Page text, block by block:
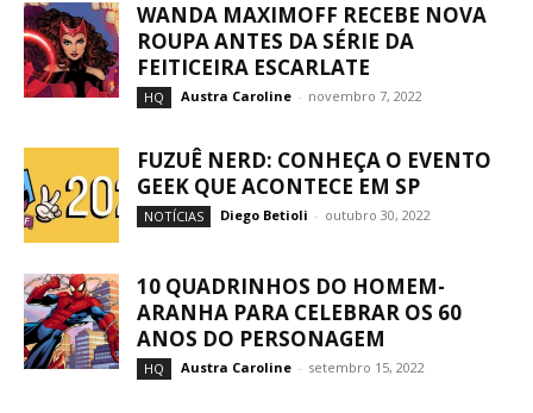
WANDA MAXIMOFF RECEBE NOVA
ROUPA ANTES DA SÉRIE DA
FEITICEIRA ESCARLATE
HQ Austra Caroline - novembro 7, 2022
FUZUÊ NERD: CONHEÇA O EVENTO
GEEK QUE ACONTECE EM SP
NOTÍCIAS Diego Betioli - outubro 30, 2022
10 QUADRINHOS DO HOMEM-
ARANHA PARA CELEBRAR OS 60
ANOS DO PERSONAGEM
HQ Austra Caroline - setembro 15, 2022